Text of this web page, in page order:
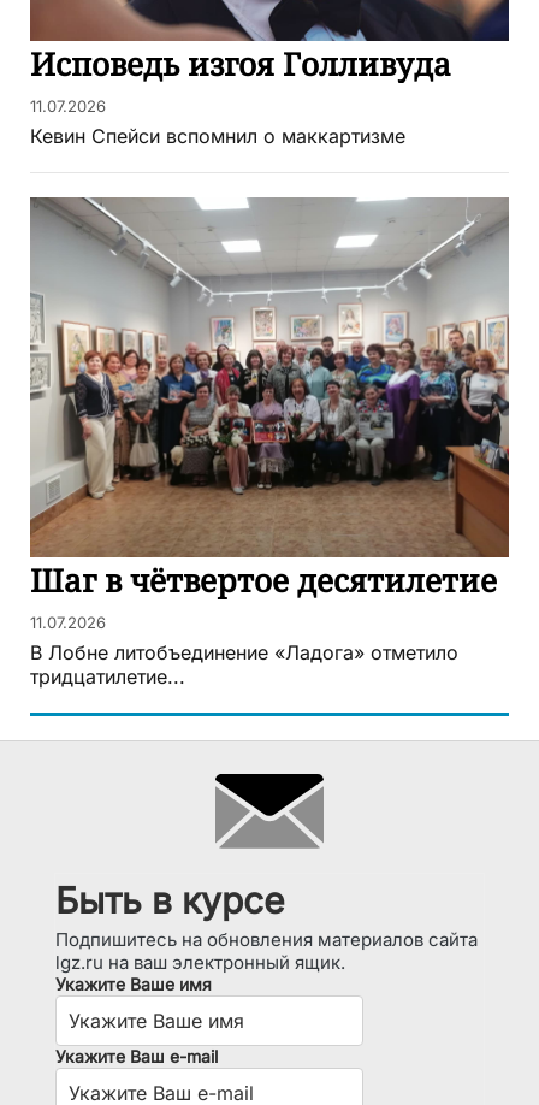
Исповедь изгоя Голливуда
11.07.2026
Кевин Спейси вспомнил о маккартизме
Шаг в чётвертое десятилетие
11.07.2026
В Лобне литобъединение «Ладога» отметило
тридцатилетие...
Быть в курсе
Подпишитесь на обновления материалов сайта
lgz.ru на ваш электронный ящик.
Укажите Ваше имя
Укажите Ваш e-mail